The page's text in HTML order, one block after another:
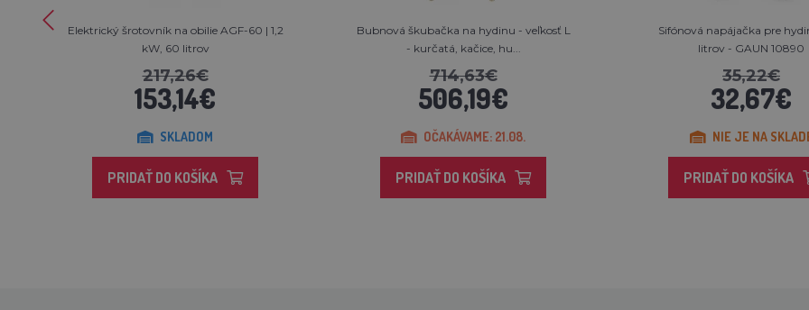
Elektrický šrotovník na obilie AGF-60 | 1,2
kW, 60 litrov
217,26€
153,14€
SKLADOM
PRIDAŤ DO KOŠÍKA
Bubnová škubačka na hydinu - veľkosť L
- kurčatá, kačice, hu...
714,63€
506,19€
OČAKÁVAME: 21.08.
PRIDAŤ DO KOŠÍKA
Sifónová napájačka pre
litrov - GAUN 10890
35,22€
32,67€
NIE JE NA
PRIDAŤ DO KOŠÍKA